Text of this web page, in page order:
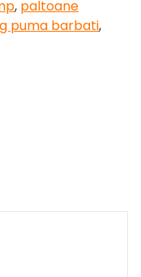
, paltoane
puma barbati,